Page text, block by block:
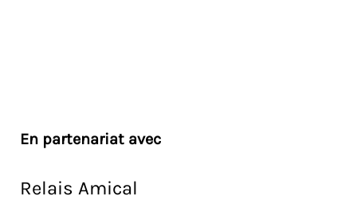
En partenariat avec
Relais Amical